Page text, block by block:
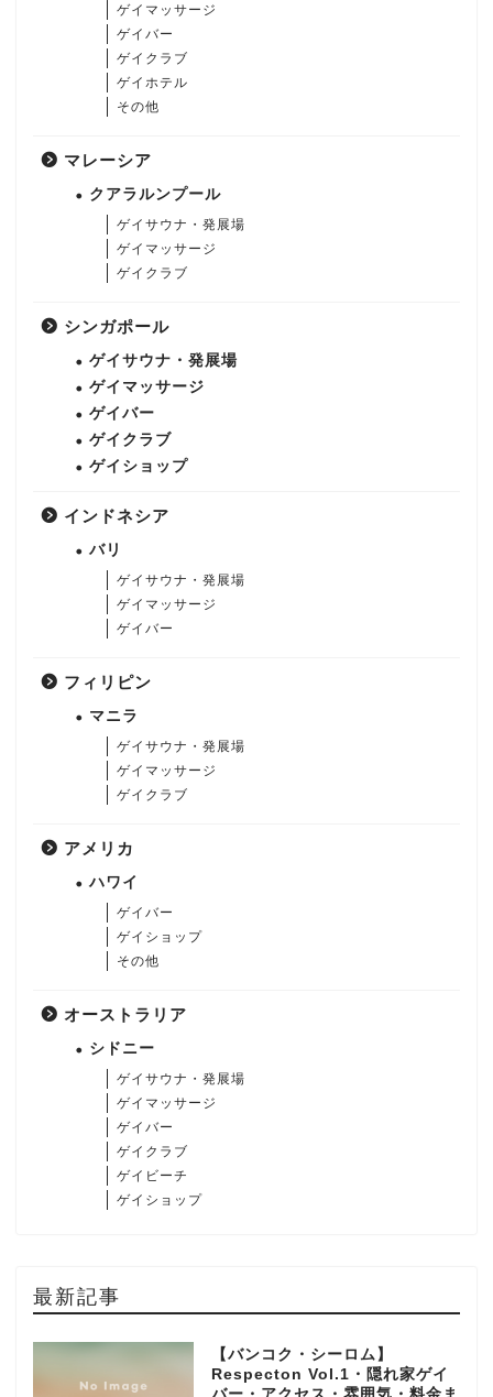
ゲイマッサージ
ゲイバー
ゲイクラブ
ゲイホテル
その他
マレーシア
クアラルンプール
ゲイサウナ・発展場
ゲイマッサージ
ゲイクラブ
シンガポール
ゲイサウナ・発展場
ゲイマッサージ
ゲイバー
ゲイクラブ
ゲイショップ
インドネシア
バリ
ゲイサウナ・発展場
ゲイマッサージ
ゲイバー
フィリピン
マニラ
ゲイサウナ・発展場
ゲイマッサージ
ゲイクラブ
アメリカ
ハワイ
ゲイバー
ゲイショップ
その他
オーストラリア
シドニー
ゲイサウナ・発展場
ゲイマッサージ
ゲイバー
ゲイクラブ
ゲイビーチ
ゲイショップ
最新記事
【バンコク・シーロム】
Respecton Vol.1・隠れ家ゲイ